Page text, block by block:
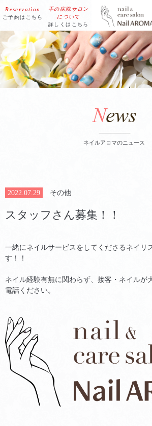
Reservation
ご予約はこちら
手の病院サロン
​​​​​​​について
詳しくはこちら
ネイルアロマのニュース
2022.07.29 その他
スタッフさん募集！！
一緒にネイルサービスをしてくださるネイリ
す！！
ネイル経験有無に関わらず、接客・ネイルが
電話ください。